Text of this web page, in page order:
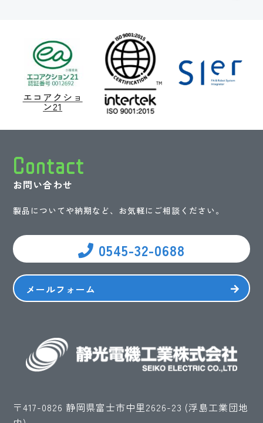
エコアクショ
ン21
Contact
お問い合わせ
製品についてや納期など、お気軽にご相談ください。
0545-32-0688
メールフォーム
〒417-0826 静岡県富士市中里2626-23 (浮島工業団地